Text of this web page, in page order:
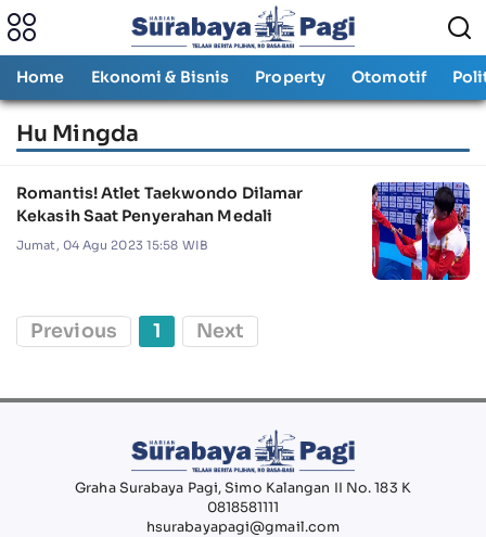
Home Ekonomi & Bisnis Property Otomotif
Hu Mingda
Romantis! Atlet Taekwondo Dilamar
Kekasih Saat Penyerahan Medali
Jumat, 04 Agu 2023 15:58 WIB
Previous 1 Next
Graha Surabaya Pagi, Simo Kalangan II No. 183 K
0818581111
hsurabayapagi@gmail.com